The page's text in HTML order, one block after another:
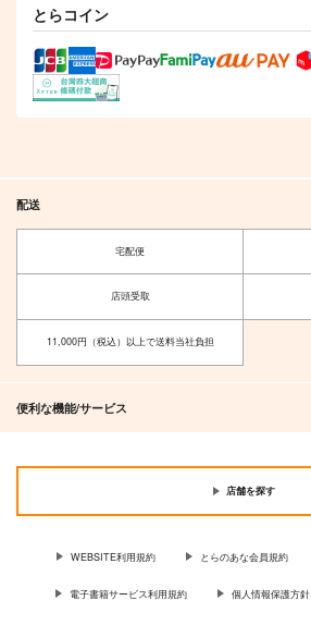
とらコイン
配送
宅配便
店頭受取
11,000円（税込）以上で送料当社負担
便利な機能/サービス
店舗を探す
WEBSITE利用規約 とらのあな会員規約
電子書籍サービス利用規約 個人情報保護方針